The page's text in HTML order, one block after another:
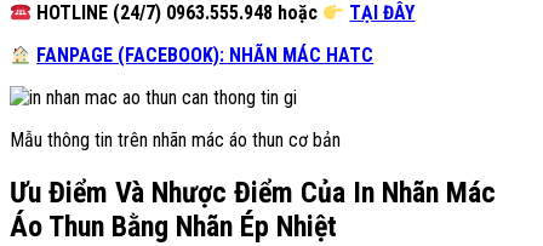
HOTLINE (24/7) 0963.555.948 hoặc
TẠI ĐÂY
FANPAGE (FACEBOOK): NHÃN MÁC HATC
Mẫu thông tin trên nhãn mác áo thun cơ bản
Ưu Điểm Và Nhược Điểm Của In Nhãn Mác
Áo Thun Bằng Nhãn Ép Nhiệt